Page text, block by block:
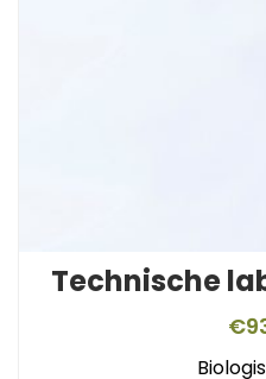
Technische
€